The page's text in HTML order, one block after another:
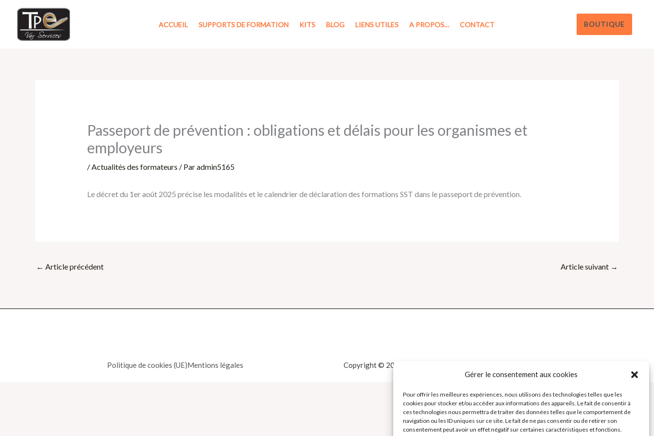
Gérer le consentement aux cookies
Pour offrir les meilleures expériences, nous utilisons des technologies telles que les
cookies pour stocker et/ou accéder aux informations des appareils. Le fait de consentir à
ces technologies nous permettra de traiter des données telles que le comportement de
navigation ou les ID uniques sur ce site. Le fait de ne pas consentir ou de retirer son
consentement peut avoir un effet négatif sur certaines caractéristiques et fonctions.
contenu
ACCUEIL SUPPORTS DE FORMATION KITS BLOG LIENS UTILES A PROPOS… CONTACT BOUTIQUE
Passeport de prévention : obligations et délais pour les organismes et
employeurs
/Actualités des formateurs / Paradmin5165
Le décret du 1er août 2025 précise les modalités et le calendrier de déclaration des formations SST dans le passeport de prévention.
← Article précédent Article suivant →
Politique de cookies (UE)Mentions légales Copyright © 2026 La Boutique des Formateurs - Outils et Supports pour formateurs